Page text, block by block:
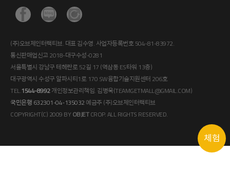
(주)오브제인터랙티브. 대표 김수영. 사업자등록번호 504-81-83972.
통신판매업신고 2018-대구수성-0281
서울특별시 강남구 테헤란로 52길 17 (역삼동 ES타워 13층)
대구광역시 수성구 알파시티1로 170 SW융합기술지원센터 206호
TEL.1544-8992개인정보관리책임. 김병욱(TEAMGETMALL@GMAIL.COM)
국민은행 632301-04-135032 예금주 (주)오브제인터랙티브
COPYRIGHT(C) 2009 BYOBJETCROP. ALL RIGHTS RESERVED.
체험